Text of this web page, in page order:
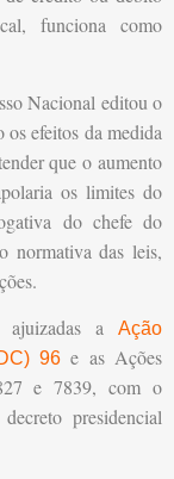
funciona como
Nacional editou o
efeitos da medida
que o aumento
os limites do
do chefe do
normativa das leis,
ajuizadas a
Ação
96 e as Ações
e 7839, com o
presidencial